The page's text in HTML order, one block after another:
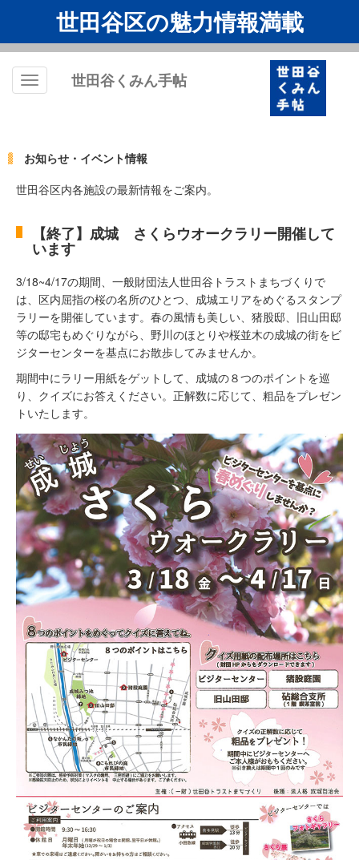
世田谷区の魅力情報満載
Toggle
世田谷くみん手帖
お知らせ・イベント情報
世田谷区内各施設の最新情報をご案内。
【終了】成城 さくらウオークラリー開催して
います
3/18~4/17の期間、一般財団法人世田谷トラストまちづくりで
は、区内屈指の桜の名所のひとつ、成城エリアをめぐるスタンプ
ラリーを開催しています。春の風情も美しい、猪股邸、旧山田邸
等の邸宅もめぐりながら、野川のほとりや桜並木の成城の街をビ
ジターセンターを基点にお散歩してみませんか。
期間中にラリー用紙をゲットして、成城の８つのポイントを巡
り、クイズにお答えください。正解数に応じて、粗品をプレゼン
トいたします。